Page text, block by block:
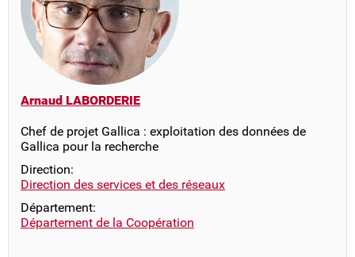
Arnaud LABORDERIE
Chef de projet Gallica : exploitation des données de
Gallica pour la recherche
Direction:
Direction des services et des réseaux
Département:
Département de la Coopération